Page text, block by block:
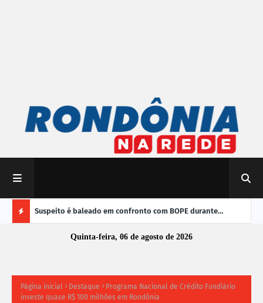
Brasil Suspeito é baleado em confronto com BOPE durante
operação em Porto Velho
Quinta-feira, 06 de agosto de 2026
Página inicial Destaque
Programa Nacional de Crédito Fundiário
investe quase R$ 100 milhões em Rondônia